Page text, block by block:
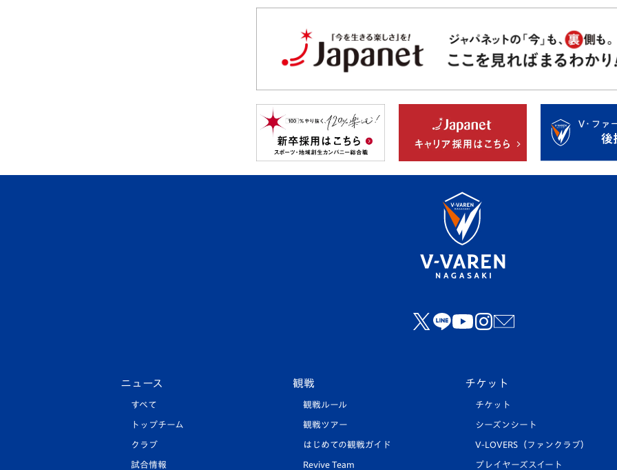
ニュース
すべて
トップチーム
クラブ
試合情報
観戦
観戦ルール
観戦ツアー
はじめての観戦ガイド
Revive Team
チケット
チケット
シーズンシート
V-LOVERS（ファンクラブ）
プレイヤーズスイート